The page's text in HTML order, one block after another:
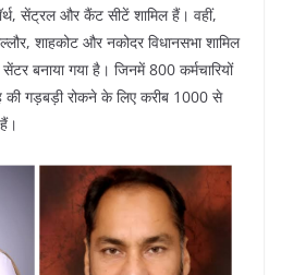
सेंट्रल और कैंट सीटें शामिल हैं। वहीं,
शाहकोट और नकोदर विधानसभा शामिल
बनाया गया है। जिनमें 800 कर्मचारियों
की गड़बड़ी रोकने के लिए करीब 1000 से